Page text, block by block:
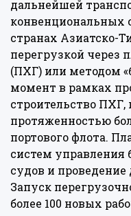
дальнейшей
конвенциональных
странах Азиатско-
перегрузкой через
(ПХГ) или методом
момент в рамках
строительство ПХГ,
протяженностью
портового флота.
систем управления
судов и
Запуск
более 100 новых